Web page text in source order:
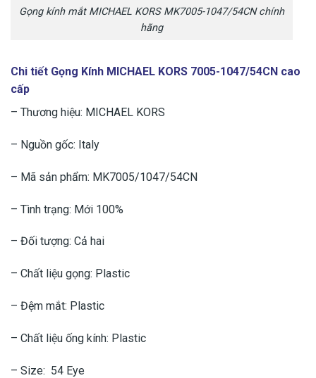
Gọng kính mắt MICHAEL KORS MK7005-1047/54CN chính
hãng
Chi tiết Gọng Kính MICHAEL KORS 7005-1047/54CN cao
cấp
– Thương hiệu: MICHAEL KORS
– Nguồn gốc: Italy
– Mã sản phẩm: MK7005/1047/54CN
– Tình trạng: Mới 100%
– Đối tượng: Cả hai
– Chất liệu gọng: Plastic
– Đệm mắt: Plastic
– Chất liệu ống kính: Plastic
– Size: 54 Eye